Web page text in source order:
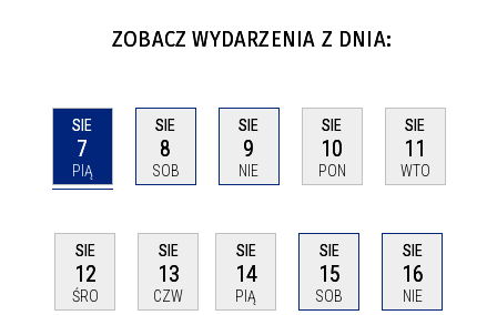
ZOBACZ WYDARZENIA Z DNIA:
SIE
7
PIĄ
SIE
8
SOB
SIE
9
NIE
SIE
10
PON
SIE
11
WTO
SIE
12
ŚRO
SIE
13
CZW
SIE
14
PIĄ
SIE
15
SOB
SIE
16
NIE